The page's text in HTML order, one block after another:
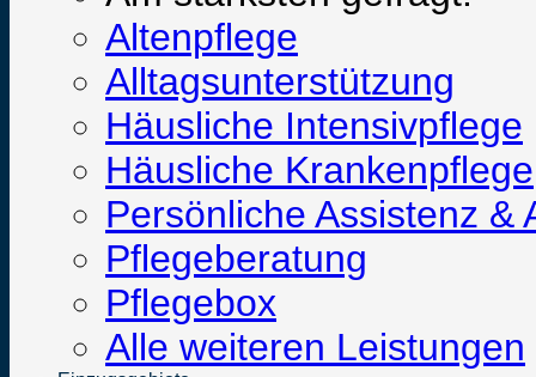
Altenpflege
Alltagsunterstützung
Häusliche Intensivpflege
Häusliche Krankenpflege
Persönliche Assistenz &
Pflegeberatung
Pflegebox
Alle weiteren Leistungen